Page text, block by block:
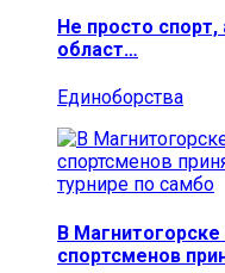
Не просто
област…
Единоборства
В
спортсменов